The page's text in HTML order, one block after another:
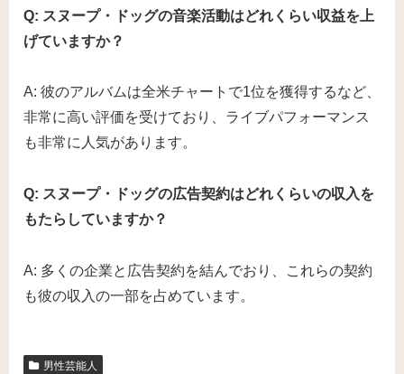
Q: スヌープ・ドッグの音楽活動はどれくらい収益を上
げていますか？
A: 彼のアルバムは全米チャートで1位を獲得するなど、
非常に高い評価を受けており、ライブパフォーマンス
も非常に人気があります。
Q: スヌープ・ドッグの広告契約はどれくらいの収入を
もたらしていますか？
A: 多くの企業と広告契約を結んでおり、これらの契約
も彼の収入の一部を占めています。
男性芸能人